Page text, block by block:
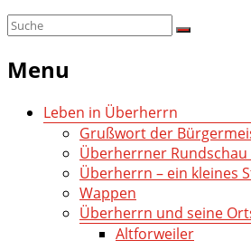
Menu
Leben in Überherrn
Grußwort der
Überherrner
Überherrn – ein kleines
Wappen
Überherrn und seine
Altforweiler